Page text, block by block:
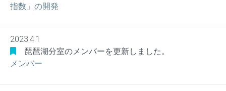
指数」の開発
2023.4.1
琵琶湖分室のメンバーを更新しました。
メンバー